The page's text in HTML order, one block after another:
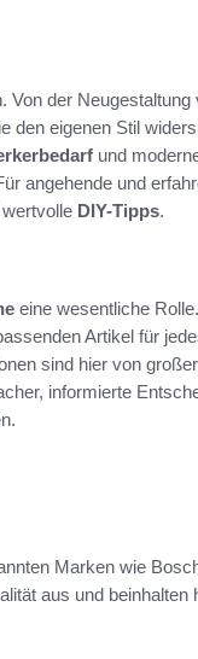
Von der
den eigenen Stil
und
angehende und
DIY-Tipps.
eine wesentliche
Artikel für
sind hier von
informierte
Marken wie
aus und beinhalten